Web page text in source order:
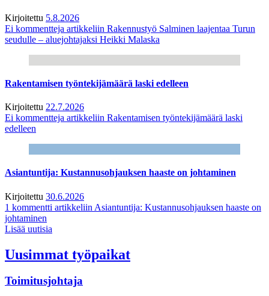
Kirjoitettu 5.8.2026
Ei kommentteja artikkeliin Rakennustyö Salminen laajentaa Turun
seudulle – aluejohtajaksi Heikki Malaska
Rakentamisen työntekijämäärä laski edelleen
Kirjoitettu 22.7.2026
Ei kommentteja artikkeliin Rakentamisen työntekijämäärä laski
edelleen
Asiantuntija: Kustannusohjauksen haaste on johtaminen
Kirjoitettu 30.6.2026
1 kommentti artikkeliin Asiantuntija: Kustannusohjauksen haaste on
johtaminen
Lisää uutisia
Uusimmat työpaikat
Toimitusjohtaja